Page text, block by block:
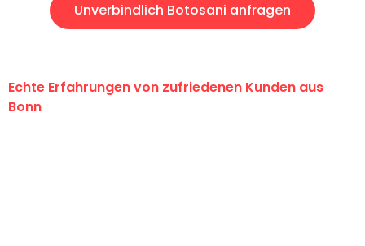
Unverbindlich Botosani anfragen
Echte Erfahrungen von zufriedenen Kunden aus
Bonn